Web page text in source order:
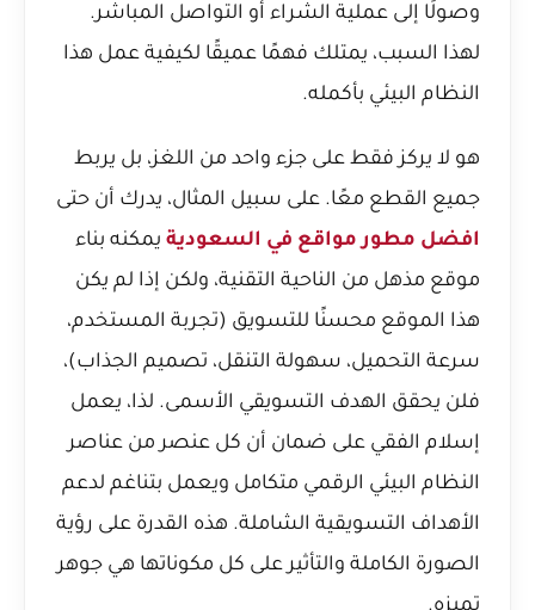
وصولًا إلى عملية الشراء أو التواصل المباشر.
لهذا السبب، يمتلك فهمًا عميقًا لكيفية عمل هذا
النظام البيئي بأكمله.
هو لا يركز فقط على جزء واحد من اللغز، بل يربط
جميع القطع معًا. على سبيل المثال، يدرك أن حتى
افضل مطور مواقع في السعودية يمكنه بناء
موقع مذهل من الناحية التقنية، ولكن إذا لم يكن
هذا الموقع محسنًا للتسويق (تجربة المستخدم،
سرعة التحميل، سهولة التنقل، تصميم الجذاب)،
فلن يحقق الهدف التسويقي الأسمى. لذا، يعمل
إسلام الفقي على ضمان أن كل عنصر من عناصر
النظام البيئي الرقمي متكامل ويعمل بتناغم لدعم
الأهداف التسويقية الشاملة. هذه القدرة على رؤية
الصورة الكاملة والتأثير على كل مكوناتها هي جوهر